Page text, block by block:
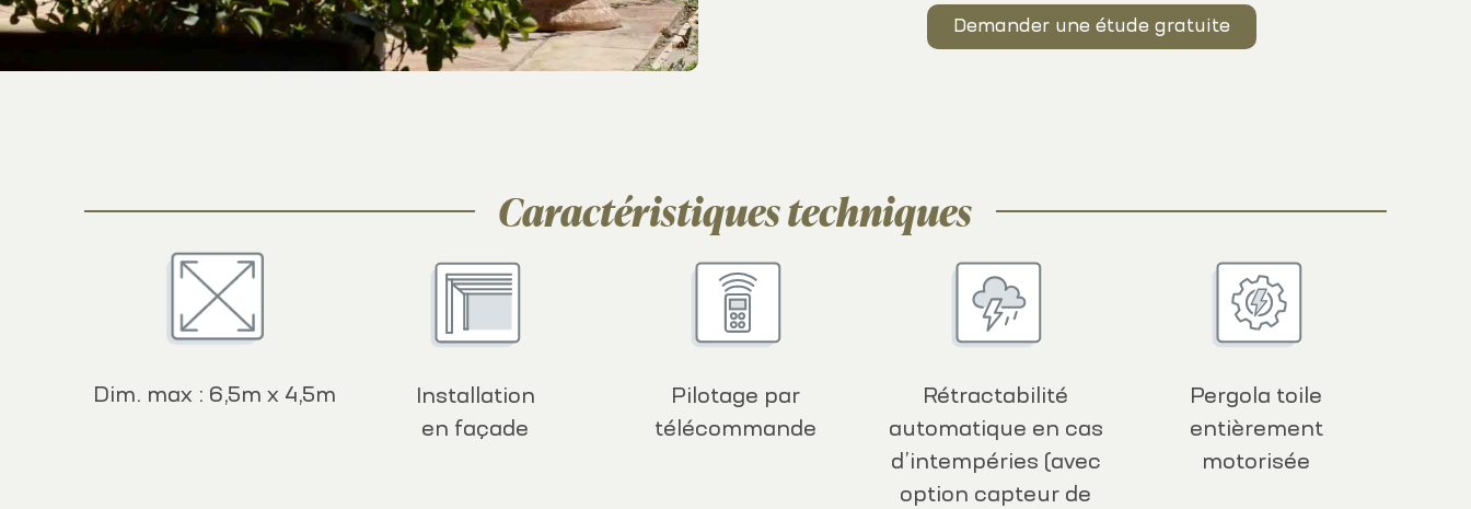
Demander une étude gratuite
Caractéristiques techniques
Dim. max : 6,5m x 4,5m
Installation
en façade
Pilotage par
télécommande
Rétractabilité
automatique en cas
d’intempéries (avec
option capteur de
Pergola toile
entièrement
motorisée